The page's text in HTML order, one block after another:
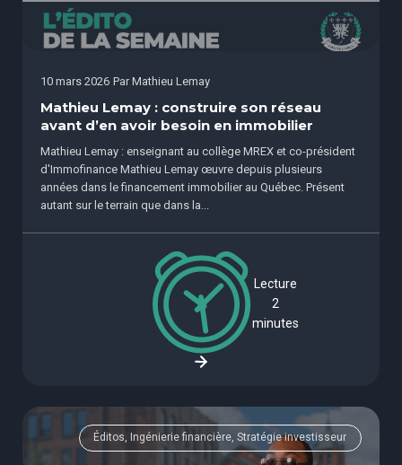
10 mars 2026 Par Mathieu Lemay
Mathieu Lemay : construire son réseau
avant d’en avoir besoin en immobilier
Mathieu Lemay : enseignant au collège MREX et co-président
d'Immofinance Mathieu Lemay œuvre depuis plusieurs
années dans le financement immobilier au Québec. Présent
autant sur le terrain que dans la...
Lecture
2
minutes
Éditos, Ingénierie financière, Stratégie investisseur